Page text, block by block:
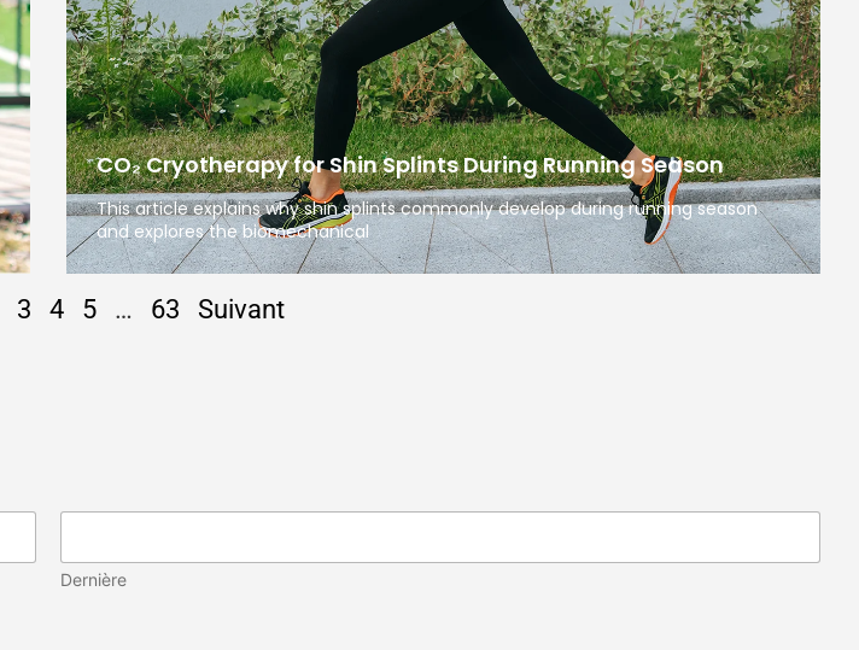
CO₂ Cryotherapy for Shin Splints During Running Season
This article explains why shin splints commonly develop during running season
and explores the biomechanical
3 4 5 … 63 Suivant
Dernière